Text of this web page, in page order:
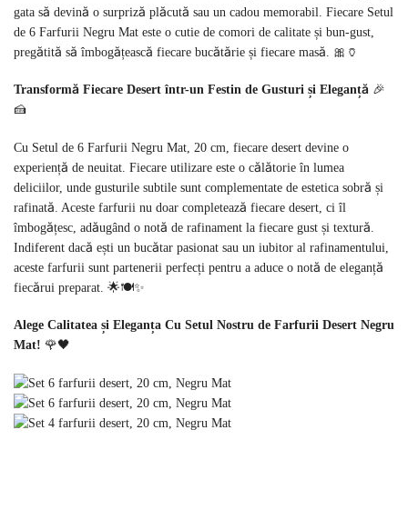
gata să devină o surpriză plăcută sau un cadou memorabil. Fiecare Setul
de 6 Farfurii Negru Mat este o cutie de comori de calitate și bun-gust,
pregătită să îmbogățească fiecare bucătărie și fiecare masă. 🎀🏺
Transformă Fiecare Desert într-un Festin de Gusturi și Eleganță 🎉
🍰
Cu Setul de 6 Farfurii Negru Mat, 20 cm, fiecare desert devine o
experiență de neuitat. Fiecare utilizare este o călătorie în lumea
deliciilor, unde gusturile subtile sunt complementate de estetica sobră și
rafinată. Aceste farfurii nu doar completează fiecare desert, ci îl
îmbogățesc, adăugând o notă de rafinament la fiecare gust și textură.
Indiferent dacă ești un bucătar pasionat sau un iubitor al rafinamentului,
aceste farfurii sunt partenerii perfecți pentru a aduce o notă de eleganță
fiecărui preparat. 🌟🍽️✨
Alege Calitatea și Eleganța Cu Setul Nostru de Farfurii Desert Negru
Mat! 🌹🖤